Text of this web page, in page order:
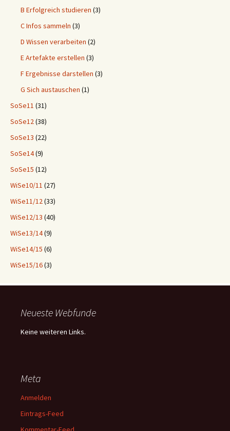
B Erfolgreich studieren (3)
C Infos sammeln (3)
D Wissen verarbeiten (2)
E Artefakte erstellen (3)
F Ergebnisse darstellen (3)
G Sich austauschen (1)
SoSe11 (31)
SoSe12(38)
SoSe13 (22)
SoSe14(9)
SoSe15 (12)
WiSe10/11 (27)
WiSe11/12(33)
WiSe12/13 (40)
WiSe13/14(9)
WiSe14/15 (6)
WiSe15/16(3)
Neueste Webfunde
Keine weiteren Links.
Meta
Anmelden
Eintrags-Feed